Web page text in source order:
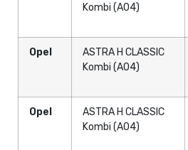
Kombi (A04)
Opel
ASTRA H CLASSIC
Kombi (A04)
Opel
ASTRA H CLASSIC
Kombi (A04)